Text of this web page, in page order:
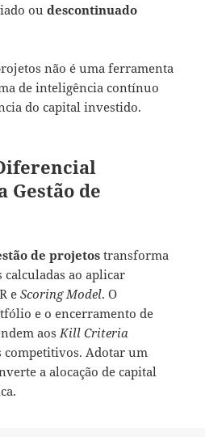
oudescontinuado
não é uma ferramenta
de inteligência contínuo
do capital investido.
Gestão de
de projetos transforma
calculadas ao aplicar
eScoring Model. O
e o encerramento de
aos Kill Criteria
Adotar um
a alocação de capital